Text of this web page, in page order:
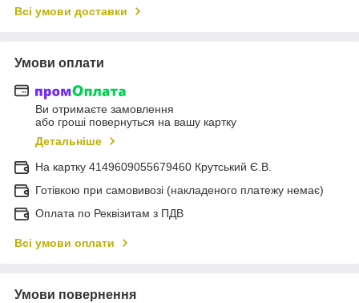
Всі умови доставки
Умови оплати
Ви отримаєте замовлення
або гроші повернуться на вашу картку
Детальніше
На картку 4149609055679460 Крутський Є.В.
Готівкою при самовивозі (накладеного платежу немає)
Оплата по Реквізитам з ПДВ
Всі умови оплати
Умови повернення